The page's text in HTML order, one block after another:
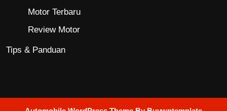
Motor Terbaru
Review Motor
Tips & Panduan